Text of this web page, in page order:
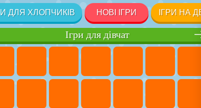
ДЛЯ ХЛОПЧИКІВ НОВІ ІГРИ ІГРИ НА
Ігри для дівчат